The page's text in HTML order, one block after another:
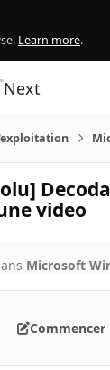
Learn more.
Next
video
Microsoft